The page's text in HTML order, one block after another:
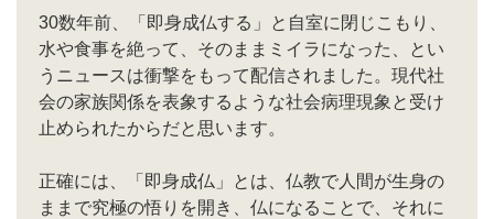
30数年前、「即身成仏する」と自室に閉じこもり、
水や食事を絶って、そのままミイラになった、とい
うニュースは衝撃をもって配信されました。現代社
会の家族関係を表象するような社会病理現象と受け
止められたからだと思います。
正確には、「即身成仏」とは、仏教で人間が生身の
ままで究極の悟りを開き、仏になることで、それに